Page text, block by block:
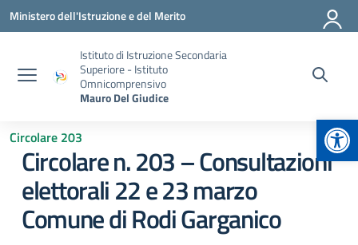
Vai ai contenuti
Vai al menu di navigazione
Vai al footer
Ministero dell'Istruzione e del Merito
Istituto di Istruzione Secondaria
Superiore - Istituto
Omnicomprensivo
Mauro Del Giudice
Circolare 203
Circolare n. 203 – Consultazioni
elettorali 22 e 23 marzo
Comune di Rodi Garganico